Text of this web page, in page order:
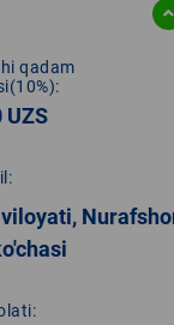
qadam
UZS